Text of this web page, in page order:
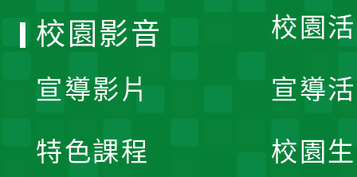
校園
宣導
校園
校園影音
宣導影片
特色課程